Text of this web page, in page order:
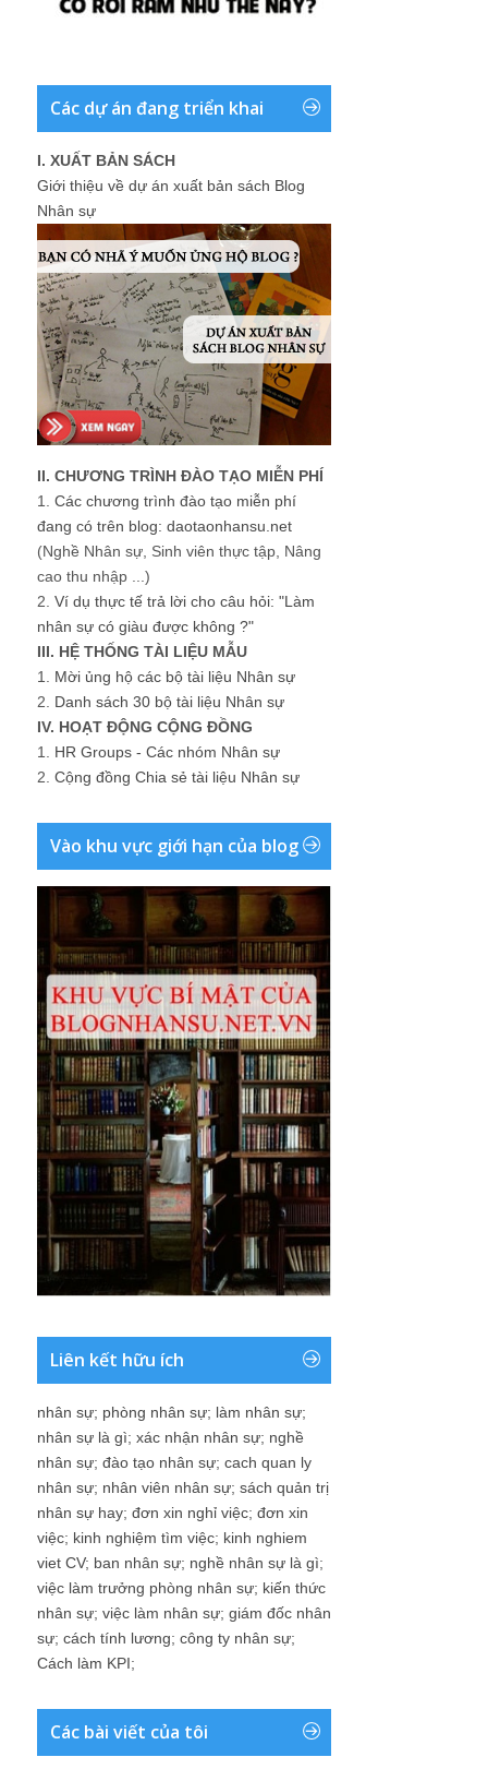
Các dự án đang triển khai
I. XUẤT BẢN SÁCH
Giới thiệu về dự án xuất bản sách Blog
Nhân sự
II. CHƯƠNG TRÌNH ĐÀO TẠO MIỄN PHÍ
1. Các chương trình đào tạo miễn phí
đang có trên blog: daotaonhansu.net
(Nghề Nhân sự, Sinh viên thực tập, Nâng
cao thu nhập ...)
2. Ví dụ thực tế trả lời cho câu hỏi: "Làm
nhân sự có giàu được không ?"
III. HỆ THỐNG TÀI LIỆU MẪU
1. Mời ủng hộ các bộ tài liệu Nhân sự
2. Danh sách 30 bộ tài liệu Nhân sự
IV. HOẠT ĐỘNG CỘNG ĐỒNG
1. HR Groups - Các nhóm Nhân sự
2. Cộng đồng Chia sẻ tài liệu Nhân sự
Vào khu vực giới hạn của blog
Liên kết hữu ích
nhân sự; phòng nhân sự; làm nhân sự;
nhân sự là gì; xác nhận nhân sự; nghề
nhân sự; đào tạo nhân sự; cach quan ly
nhân sự; nhân viên nhân sự; sách quản trị
nhân sự hay; đơn xin nghỉ việc; đơn xin
việc; kinh nghiệm tìm việc; kinh nghiem
viet CV; ban nhân sự; nghề nhân sự là gì;
việc làm trưởng phòng nhân sự; kiến thức
nhân sự; việc làm nhân sự; giám đốc nhân
sự; cách tính lương; công ty nhân sự;
Cách làm KPI;
Các bài viết của tôi